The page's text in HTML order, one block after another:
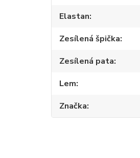
Elastan
Zesílená špička
Zesílená pata
Lem
Značka